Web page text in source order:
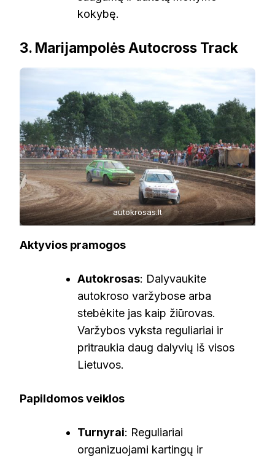
kokybę.
3. Marijampolės Autocross Track
autokrosas.lt
Aktyvios pramogos
Autokrosas: Dalyvaukite
autokroso varžybose arba
stebėkite jas kaip žiūrovas.
Varžybos vyksta reguliariai ir
pritraukia daug dalyvių iš visos
Lietuvos.
Papildomos veiklos
Turnyrai: Reguliariai
organizuojami kartingų ir